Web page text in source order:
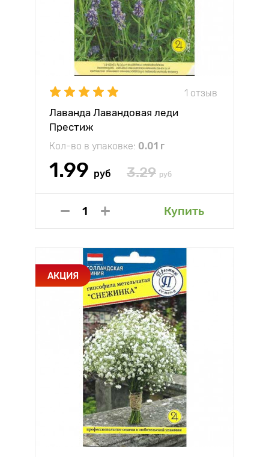
1 отзыв
Лаванда Лавандовая леди
Престиж
Кол-во в упаковке: 0.01 г
1.99 руб 3.29 руб
Купить
АКЦИЯ